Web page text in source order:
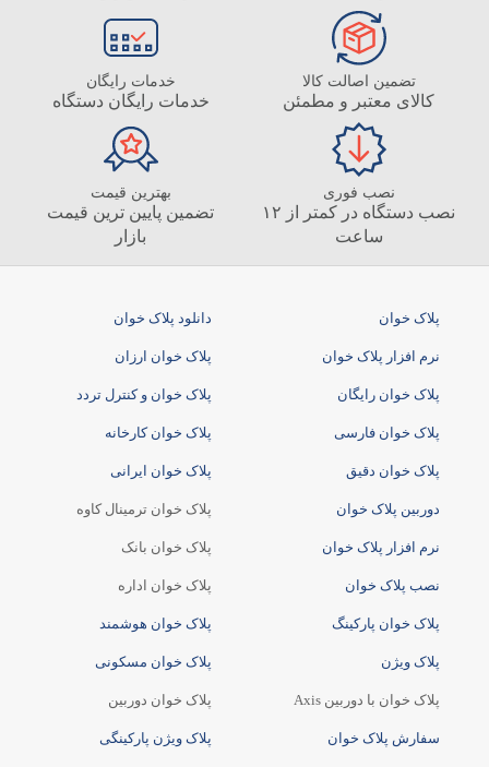
تضمین اصالت کالا
کالای معتبر و مطمئن
خدمات رایگان
خدمات رایگان دستگاه
نصب فوری
نصب دستگاه در کمتر از ۱۲
ساعت
بهترین قیمت
تضمین پایین ترین قیمت
بازار
پلاک خوان
نرم افزار پلاک خوان
پلاک خوان رایگان
پلاک خوان فارسی
پلاک خوان دقیق
دانلود پلاک خوان
پلاک خوان ارزان
پلاک خوان و کنترل تردد
پلاک خوان کارخانه
پلاک خوان ایرانی
دوربین پلاک خوان
نرم افزار پلاک خوان
نصب پلاک خوان
پلاک خوان پارکینگ
پلاک ویژن
پلاک خوان ترمینال کاوه
پلاک خوان بانک
پلاک خوان اداره
پلاک خوان هوشمند
پلاک خوان مسکونی
پلاک خوان با دوربین Axis
سفارش پلاک خوان
پلاک خوان دوربین
پلاک ویژن پارکینگی